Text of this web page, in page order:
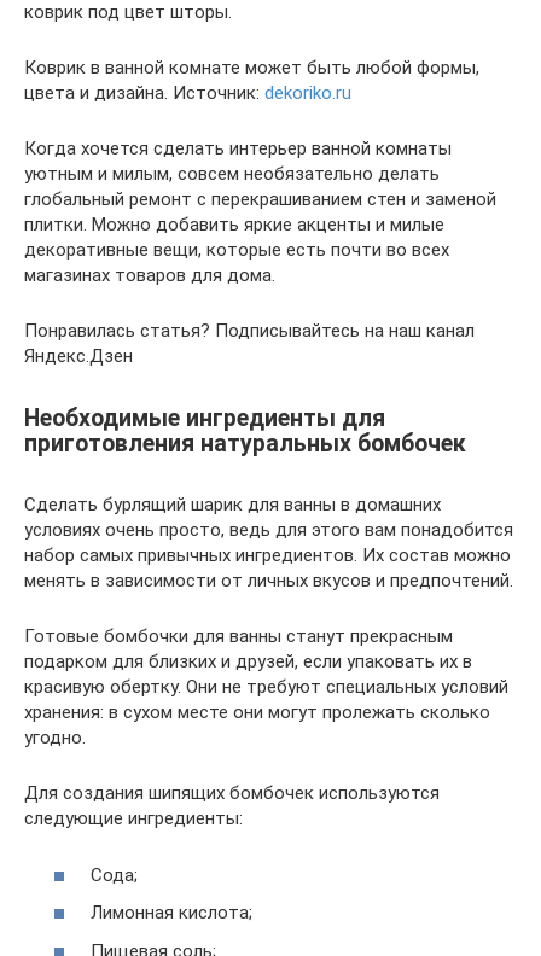
коврик под цвет шторы.
Коврик в ванной комнате может быть любой формы,
цвета и дизайна. Источник: dekoriko.ru
Когда хочется сделать интерьер ванной комнаты
уютным и милым, совсем необязательно делать
глобальный ремонт с перекрашиванием стен и заменой
плитки. Можно добавить яркие акценты и милые
декоративные вещи, которые есть почти во всех
магазинах товаров для дома.
Понравилась статья? Подписывайтесь на наш канал
Яндекс.Дзен
Необходимые ингредиенты для
приготовления натуральных бомбочек
Сделать бурлящий шарик для ванны в домашних
условиях очень просто, ведь для этого вам понадобится
набор самых привычных ингредиентов. Их состав можно
менять в зависимости от личных вкусов и предпочтений.
Готовые бомбочки для ванны станут прекрасным
подарком для близких и друзей, если упаковать их в
красивую обертку. Они не требуют специальных условий
хранения: в сухом месте они могут пролежать сколько
угодно.
Для создания шипящих бомбочек используются
следующие ингредиенты:
Сода;
Лимонная кислота;
Пищевая соль;